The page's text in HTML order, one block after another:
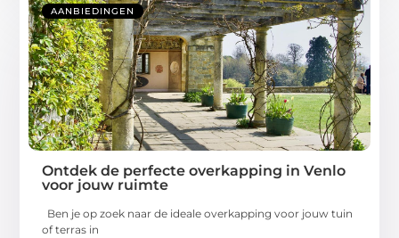
AANBIEDINGEN
Ontdek de perfecte overkapping in Venlo
voor jouw ruimte
Ben je op zoek naar de ideale overkapping voor jouw tuin
of terras in